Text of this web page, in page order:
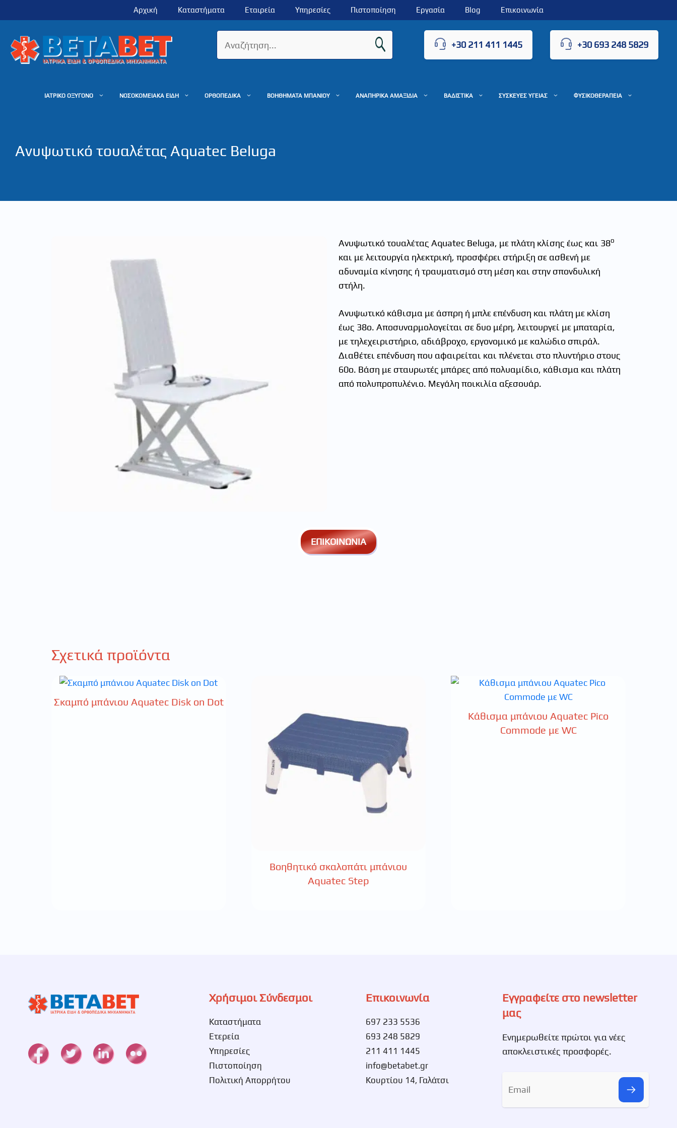
σε
περιεχόμενο
Αρχική Καταστήματα Εταιρεία Υπηρεσίες Πιστοποίηση Εργασία Blog Επικοινωνία
+30 211 411 1445 +30 693 248 5829
ΙΑΤΡΙΚΟ ΟΞΥΓΟΝΟ ΝΟΣΟΚΟΜΕΙΑΚΑ ΕΙΔΗ ΟΡΘΟΠΕΔΙΚΑ ΒΟΗΘΗΜΑΤΑ ΜΠΑΝΙΟΥ ΑΝΑΠΗΡΙΚΑ ΑΜΑΞΙΔΙΑ ΒΑΔΙΣΤΙΚΑ ΣΥΣΚΕΥΕΣ ΥΓΕΙΑΣ ΦΥΣΙΚΟΘΕΡΑΠΕΙΑ
Ανυψωτικό τουαλέτας Aquatec Βeluga
Ανυψωτικό τουαλέτας Aquatec Βeluga, με πλάτη κλίσης έως και 38ο
και με λειτουργία ηλεκτρική, προσφέρει στήριξη σε ασθενή με
αδυναμία κίνησης ή τραυματισμό στη μέση και στην σπονδυλική
στήλη.
Ανυψωτικό κάθισμα με άσπρη ή μπλε επένδυση και πλάτη με κλίση
έως 38ο. Αποσυναρμολογείται σε δυο μέρη, λειτουργεί με μπαταρία,
με τηλεχειριστήριο, αδιάβροχο, εργονομικό με καλώδιο σπιράλ.
Διαθέτει επένδυση που αφαιρείται και πλένεται στο πλυντήριο στους
60ο. Βάση με σταυρωτές μπάρες από πολυαμίδιο, κάθισμα και πλάτη
από πολυπροπυλένιο. Μεγάλη ποικιλία αξεσουάρ.
ΕΠΙΚΟΙΝΩΝΙΑ
Σχετικά προϊόντα
Σκαμπό μπάνιου Aquatec Disk on Dot
Βοηθητικό σκαλοπάτι μπάνιου
Aquatec Step
Κάθισμα μπάνιου Aquatec Pico
Commode με WC
Χρήσιμοι Σύνδεσμοι
Καταστήματα
Ετερεία
Υπηρεσίες
Πιστοποίηση
Πολιτική Απορρήτου
Επικοινωνία
697 233 5536
693 248 5829
211 411 1445
info@betabet.gr
Κουρτίου 14, Γαλάτσι
Εγγραφείτε στο newsletter
μας
Ενημερωθείτε πρώτοι για νέες
αποκλειστικές προσφορές.